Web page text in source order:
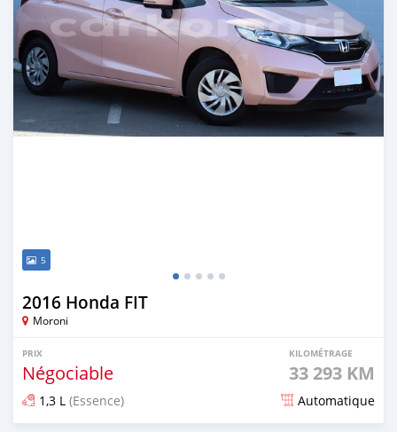
5
2016 Honda FIT
Moroni
PRIX
Négociable
KILOMÉTRAGE
33 293 KM
1,3 L (Essence) Automatique